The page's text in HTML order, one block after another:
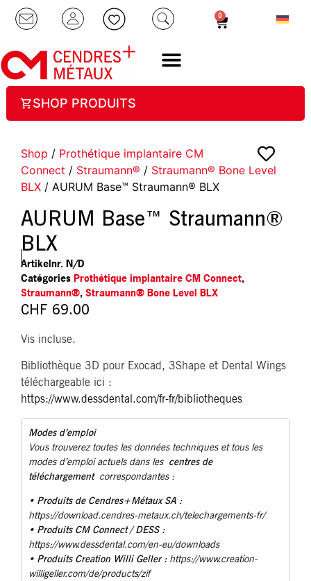
0
SHOP PRODUITS
Shop / Prothétique implantaire CM
Connect / Straumann® / Straumann® Bone Level
BLX / AURUM Base™ Straumann® BLX
AURUM Base™ Straumann®
BLX
Artikelnr. N/D
Catégories Prothétique implantaire CM Connect,
Straumann®, Straumann® Bone Level BLX
CHF 69.00
Vis incluse.
Bibliothèque 3D pour Exocad, 3Shape et Dental Wings
téléchargeable ici :
https://www.dessdental.com/fr-fr/bibliotheques
Modes d’emploi
Vous trouverez toutes les données techniques et tous les
modes d’emploi actuels dans les centres de
téléchargementcorrespondantes :
• Produits de Cendres+Métaux SA :
https://download.cendres-metaux.ch/telechargements-fr/
• Produits CM Connect / DESS :
https://www.dessdental.com/en-eu/downloads
• Produits Creation Willi Geller : https://www.creation-
willigeller.com/de/products/zif